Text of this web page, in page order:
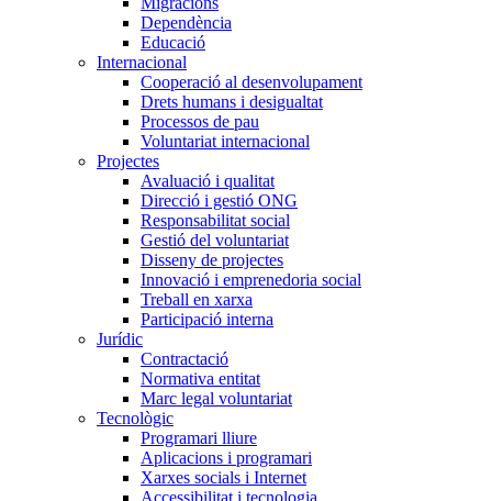
Dependència
Educació
Internacional
Cooperació al desenvolupament
Drets humans i desigualtat
Processos de pau
Voluntariat internacional
Projectes
Avaluació i qualitat
Direcció i gestió ONG
Responsabilitat social
Gestió del voluntariat
Disseny de projectes
Innovació i emprenedoria social
Treball en xarxa
Participació interna
Jurídic
Contractació
Normativa entitat
Marc legal voluntariat
Tecnològic
Programari lliure
Aplicacions i programari
Xarxes socials i Internet
Accessibilitat i tecnologia